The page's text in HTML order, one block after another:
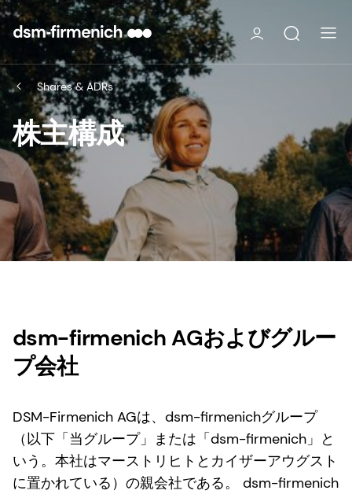
Shares & ADRs
株主構成
dsm-firmenich AGおよびグルー
プ会社
DSM-Firmenich AGは、dsm-firmenichグループ
（以下「当グループ」または「dsm-firmenich」と
いう。本社はマーストリヒトとカイザーアウグスト
に置かれている）の親会社である。 dsm-firmenich